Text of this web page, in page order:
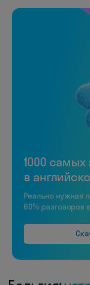
1000
в
Реально нужная
60% разговоров